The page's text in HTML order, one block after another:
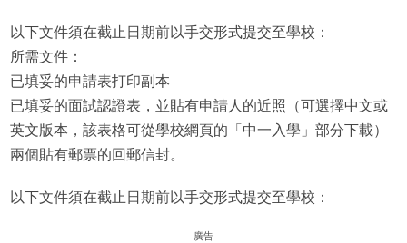
以下文件須在截止日期前以手交形式提交至學校：
所需文件：
已填妥的申請表打印副本
已填妥的面試認證表，並貼有申請人的近照（可選擇中文或
英文版本，該表格可從學校網頁的「中一入學」部分下載）
兩個貼有郵票的回郵信封。
以下文件須在截止日期前以手交形式提交至學校：
廣告